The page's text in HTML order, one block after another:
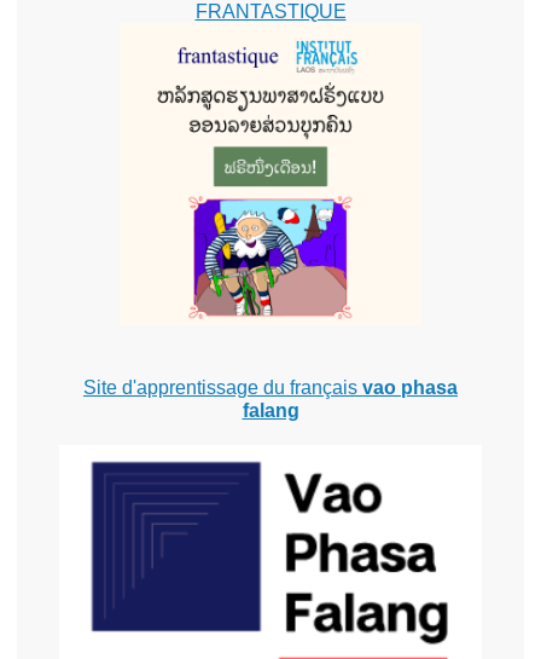
FRANTASTIQUE
Site d'apprentissage du français vao phasa
falang